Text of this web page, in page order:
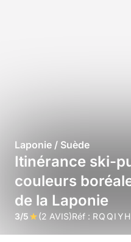
Laponie / Suède
Itinérance ski-
couleurs
de la Laponie
3/5 (2 AVIS)Réf : RQQIYH